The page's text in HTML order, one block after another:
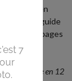
recevez en
BONUS le guide
PDF de 40 pages
Devenez un
meilleur
photographe en 12